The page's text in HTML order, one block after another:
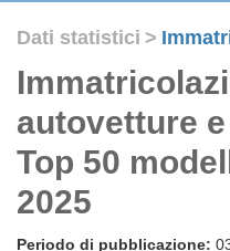
Dati statistici >
autovetture
Top 50
2025
Periodo di pubblicazione: